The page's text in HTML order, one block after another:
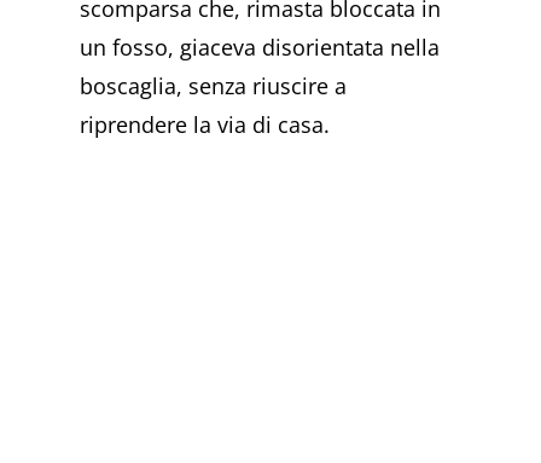
scomparsa che, rimasta bloccata in
un fosso, giaceva disorientata nella
boscaglia, senza riuscire a
riprendere la via di casa.